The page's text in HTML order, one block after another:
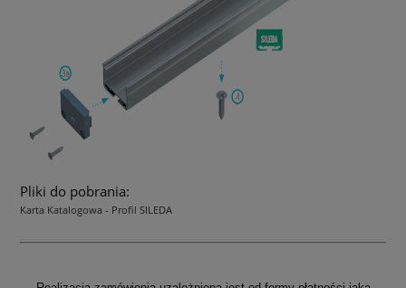
Pliki do pobrania:
Karta Katalogowa - Profil SILEDA